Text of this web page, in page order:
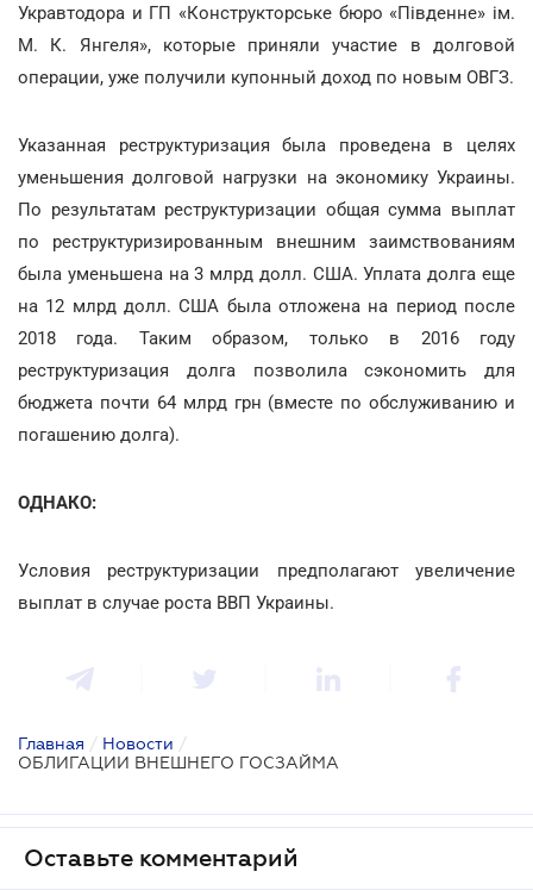
Укравтодора и ГП «Конструкторське бюро «Південне» ім.
М. К. Янгеля», которые приняли участие в долговой
операции, уже получили купонный доход по новым ОВГЗ.
Указанная реструктуризация была проведена в целях
уменьшения долговой нагрузки на экономику Украины.
По результатам реструктуризации общая сумма выплат
по реструктуризированным внешним заимствованиям
была уменьшена на 3 млрд долл. США. Уплата долга еще
на 12 млрд долл. США была отложена на период после
2018 года. Таким образом, только в 2016 году
реструктуризация долга позволила сэкономить для
бюджета почти 64 млрд грн (вместе по обслуживанию и
погашению долга).
ОДНАКО:
Условия реструктуризации предполагают увеличение
выплат в случае роста ВВП Украины.
Главная / Новости /
ОБЛИГАЦИИ ВНЕШНЕГО ГОСЗАЙМА
Оставьте комментарий